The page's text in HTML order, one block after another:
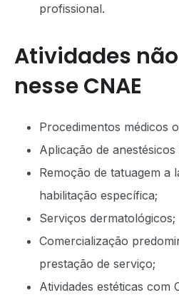
profissional.
Atividades
nesse CNAE
Procedimentos médicos
Aplicação de anestésicos
Remoção de tatuagem a
habilitação específica;
Serviços dermatológicos;
Comercialização
prestação de serviço;
Atividades estéticas com